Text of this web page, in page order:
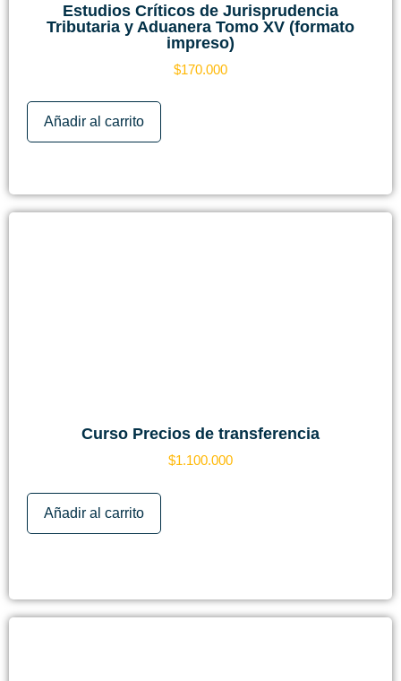
Estudios Críticos de Jurisprudencia
Tributaria y Aduanera Tomo XV (formato
impreso)
$170.000
Añadir al carrito
Curso Precios de transferencia
$1.100.000
Añadir al carrito